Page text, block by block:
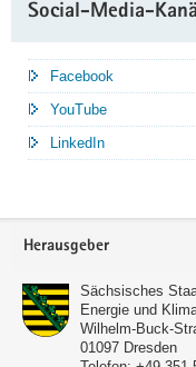
Social-Media-
Facebook
YouTube
LinkedIn
Service
Herausgeber
Sächsisches
Energie und
Wilhelm-Buck-
01097 Dresden